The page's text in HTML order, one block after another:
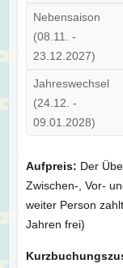
Nebensaison
(08.11. -
23.12.2027)
Jahreswechsel
(24.12. -
09.01.2028)
Aufpreis: Der
Zwischen-, Vor-
weiter Person
Jahren frei)